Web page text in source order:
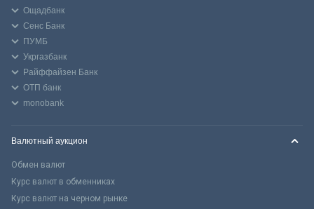
Ощадбанк
Сенс Банк
ПУМБ
Укргазбанк
Райффайзен Банк
ОТП банк
monobank
Валютный аукцион
Обмен валют
Курс валют в обменниках
Курс валют на черном рынке